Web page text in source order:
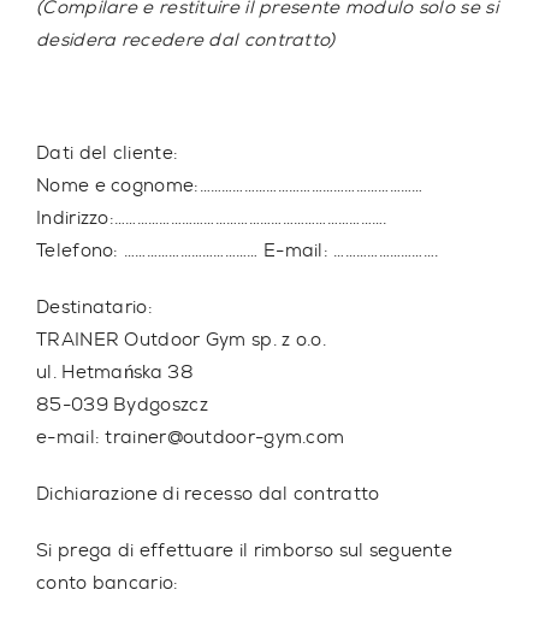
(Compilare e restituire il presente modulo solo se si
desidera recedere dal contratto)
Dati del cliente:
Nome e cognome:……………………………………………………
Indirizzo:……………………………………………………………….
Telefono: ……………………………… E-mail: ……………………….
Destinatario:
TRAINER Outdoor Gym sp. z o.o.
ul. Hetmańska 38
85-039 Bydgoszcz
e-mail: trainer@outdoor-gym.com
Dichiarazione di recesso dal contratto
Si prega di effettuare il rimborso sul seguente
conto bancario: